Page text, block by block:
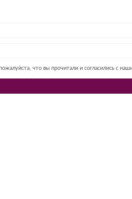
что вы прочитали и согласились с